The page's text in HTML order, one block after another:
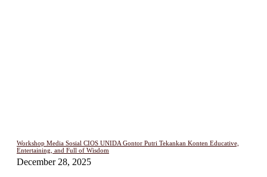
Workshop Media Sosial CIOS UNIDA Gontor Putri Tekankan Konten Educative,
Entertaining, and Full of Wisdom
December 28, 2025